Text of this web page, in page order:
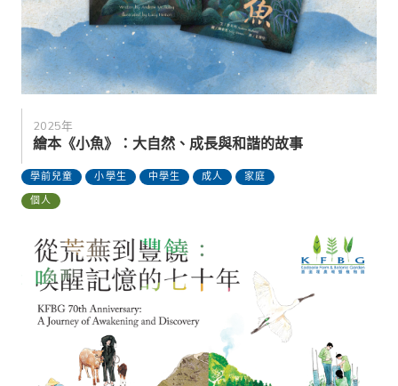
2025年
繪本《小魚》：大自然、成長與和諧的故事
學前兒童 小學生 中學生 成人
家庭
個人